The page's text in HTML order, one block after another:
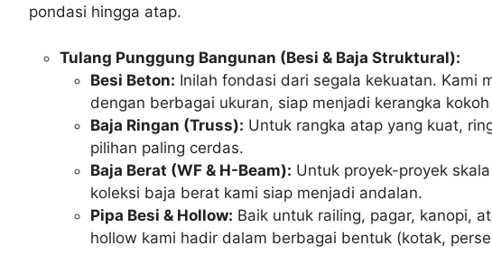
pondasi hingga atap.
Tulang Punggung Bangunan (Besi & Baja Struktural):
Besi Beton: Inilah fondasi dari segala kekuatan. Kami
dengan berbagai ukuran, siap menjadi kerangka
Baja Ringan (Truss): Untuk rangka atap yang kuat,
pilihan paling cerdas.
Baja Berat (WF & H-Beam): Untuk proyek-proyek
koleksi baja berat kami siap menjadi andalan.
Pipa Besi & Hollow: Baik untuk railing, pagar, kanopi,
hollow kami hadir dalam berbagai bentuk (kotak,